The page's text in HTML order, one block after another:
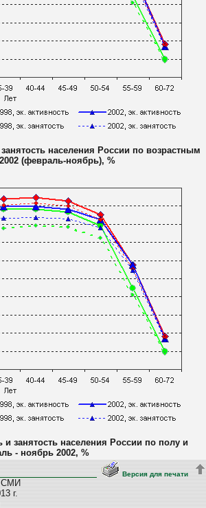
населения России по возрастным
(февраль-ноябрь), %
занятость населения России по полу и
- ноябрь 2002, %
Версия для печати
СМИ
г.